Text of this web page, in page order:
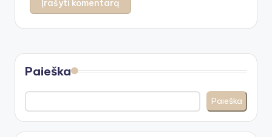
Paieška
Paieška